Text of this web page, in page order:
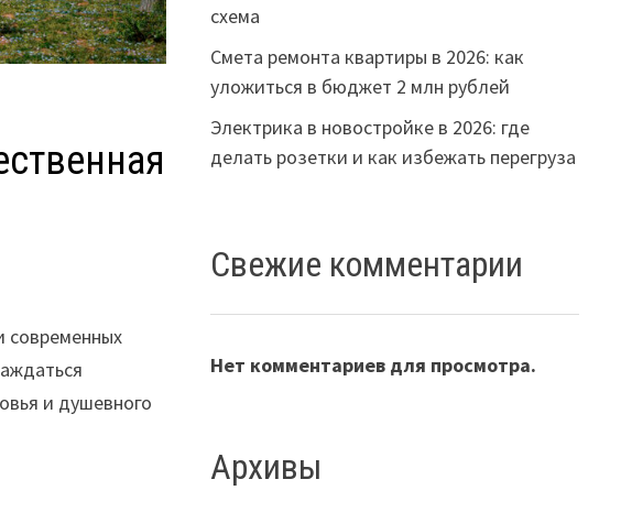
современных
и душевного
схема
Смета ремонта квартиры в 2026: как
уложиться в бюджет 2 млн рублей
Электрика в новостройке в 2026: где
делать розетки и как избежать перегруза
Свежие комментарии
Нет комментариев для просмотра.
Архивы